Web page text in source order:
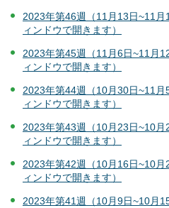
2023年第46週（11月13日~11
ィンドウで開きます）
2023年第45週（11月6日~11月
ィンドウで開きます）
2023年第44週（10月30日~11
ィンドウで開きます）
2023年第43週（10月23日~10
ィンドウで開きます）
2023年第42週（10月16日~10
ィンドウで開きます）
2023年第41週（10月9日~10月